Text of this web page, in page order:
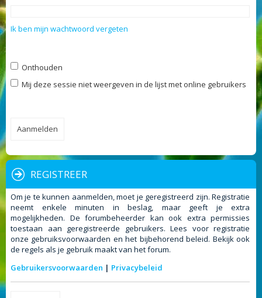
Ik ben mijn wachtwoord vergeten
Onthouden
Mij deze sessie niet weergeven in de lijst met online gebruikers
REGISTREER
Om je te kunnen aanmelden, moet je geregistreerd zijn. Registratie
neemt enkele minuten in beslag, maar geeft je extra
mogelijkheden. De forumbeheerder kan ook extra permissies
toestaan aan geregistreerde gebruikers. Lees voor registratie
onze gebruiksvoorwaarden en het bijbehorend beleid. Bekijk ook
de regels als je gebruik maakt van het forum.
Gebruikersvoorwaarden | Privacybeleid